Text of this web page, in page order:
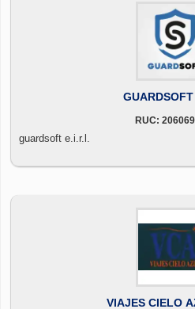
RUC:
guardsoft e.i.r.l.
VIAJES CIELO